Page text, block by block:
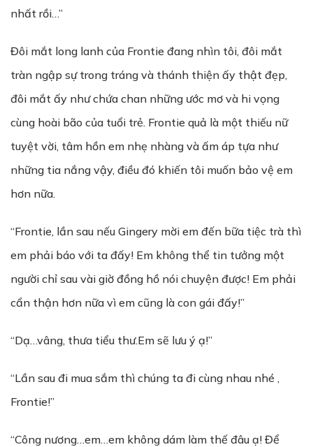
nhất rồi…”
Đôi mắt long lanh của Frontie đang nhìn tôi, đôi mắt
tràn ngập sự trong tráng và thánh thiện ấy thật đẹp,
đôi mắt ấy như chứa chan những ước mơ và hi vọng
cùng hoài bão của tuổi trẻ. Frontie quả là một thiếu nữ
tuyệt vời, tâm hồn em nhẹ nhàng và ấm áp tựa như
những tia nắng vậy, điều đó khiến tôi muốn bảo vệ em
hơn nữa.
“Frontie, lần sau nếu Gingery mời em đến bữa tiệc trà thì
em phải báo với ta đấy! Em không thể tin tưởng một
người chỉ sau vài giờ đồng hồ nói chuyện được! Em phải
cẩn thận hơn nữa vì em cũng là con gái đấy!”
“Dạ…vâng, thưa tiểu thư.Em sẽ lưu ý ạ!”
“Lần sau đi mua sắm thì chúng ta đi cùng nhau nhé ,
Frontie!”
“Công nương…em…em không dám làm thế đâu ạ! Để